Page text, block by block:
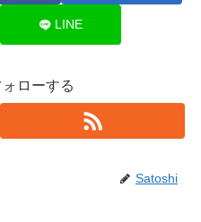
LINE
ローする
Satoshi